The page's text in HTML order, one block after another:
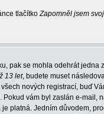
tlačítkoZapomněl jsem
pak se mohla odehrát jedna
13 let, budete muset
nových registrací, buď
vám byl zaslán e-mail,
platná. Jedním důvodem,